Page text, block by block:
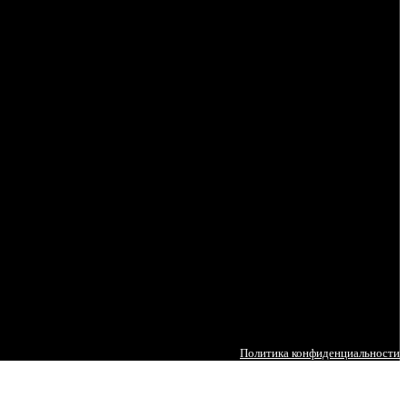
Политика конфиденциальности